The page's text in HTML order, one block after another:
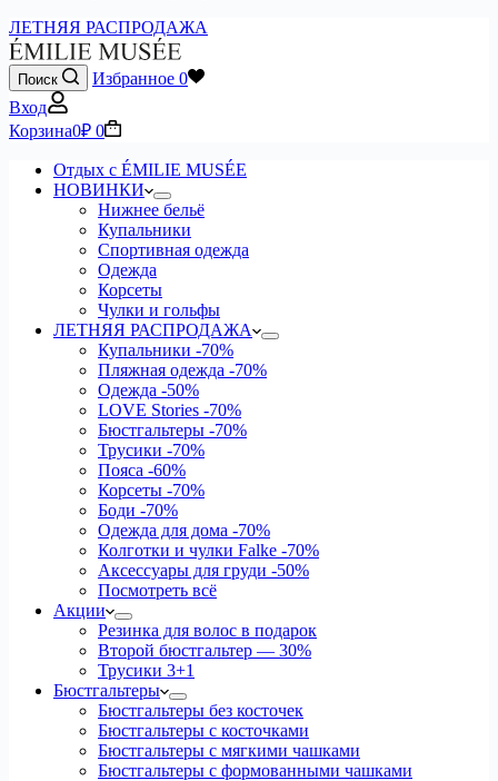
ЛЕТНЯЯ РАСПРОДАЖА
Поиск Избранное 0
Вход
Корзина0₽ 0
Отдых с ÉMILIE MUSÉE
НОВИНКИ
Нижнее бельё
Купальники
Спортивная одежда
Одежда
Корсеты
Чулки и гольфы
ЛЕТНЯЯ РАСПРОДАЖА
Купальники -70%
Пляжная одежда -70%
Одежда -50%
LOVE Stories -70%
Бюстгальтеры -70%
Трусики -70%
Пояса -60%
Корсеты -70%
Боди -70%
Одежда для дома -70%
Колготки и чулки Falke -70%
Аксессуары для груди -50%
Посмотреть всё
Акции
Резинка для волос в подарок
Второй бюстгальтер — 30%
Трусики 3+1
Бюстгальтеры
Бюстгальтеры без косточек
Бюстгальтеры с косточками
Бюстгальтеры с мягкими чашками
Бюстгальтеры с формованными чашками